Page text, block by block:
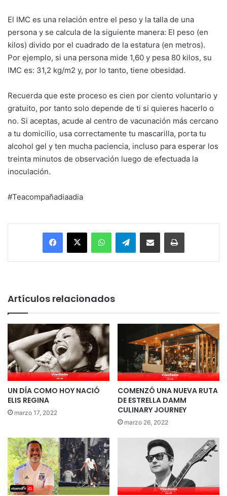
El IMC es una relación entre el peso y la talla de una
persona y se calcula de la siguiente manera: El peso (en
kilos) divido por el cuadrado de la estatura (en metros).
Por ejemplo, si una persona mide 1,60 y pesa 80 kilos, su
IMC es: 31,2 kg/m2 y, por lo tanto, tiene obesidad.
Recuerda que este proceso es cien por ciento voluntario y
gratuito, por tanto solo depende de ti si quieres hacerlo o
no. Si aceptas, acude al centro de vacunación más cercano
a tu domicilio, usa correctamente tu mascarilla, porta tu
alcohol gel y ten mucha paciencia, incluso para esperar los
treinta minutos de observación luego de efectuada la
inoculación.
#Teacompañadiaadia
Facebook
X WhatsAppTelegramEnviar vía email Imprimir
Artículos relacionados
UN DÍA COMO HOY NACIÓ
ELIS REGINA
marzo 17, 2022
COMENZÓ UNA NUEVA RUTA
DE ESTRELLA DAMM
CULINARY JOURNEY
marzo 26, 2022